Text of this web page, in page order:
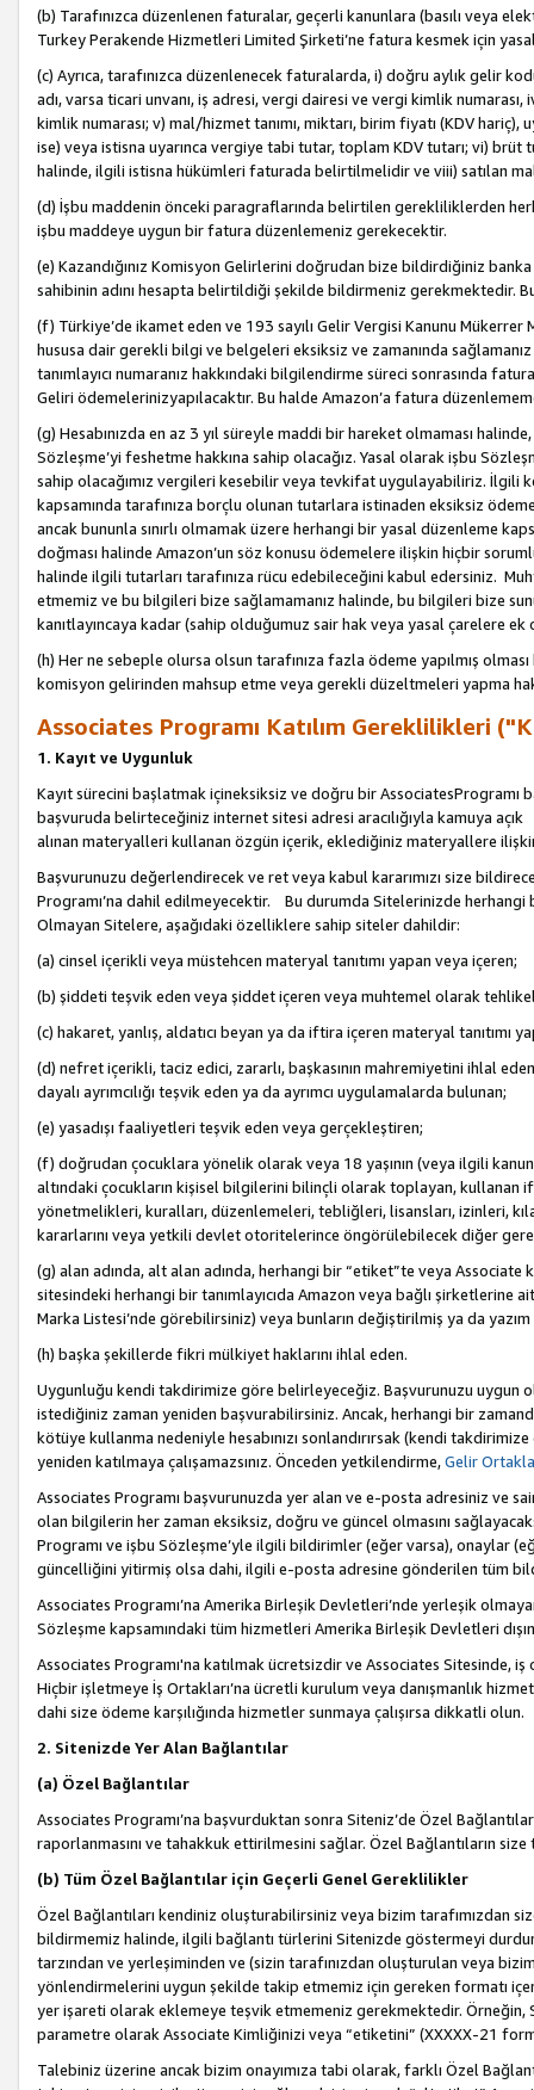
(b) Tarafınızca düzenlenen faturalar, geçerli kanunlara (basılı veya
Turkey Perakende Hizmetleri Limited Şirketi’ne fatura kesmek için
(c) Ayrıca, tarafınızca düzenlenecek faturalarda, i) doğru aylık gelir
adı, varsa ticari unvanı, iş adresi, vergi dairesi ve vergi kimlik
kimlik numarası; v) mal/hizmet tanımı, miktarı, birim fiyatı (KDV
ise) veya istisna uyarınca vergiye tabi tutar, toplam KDV tutarı; vi) brüt
halinde, ilgili istisna hükümleri faturada belirtilmelidir ve viii) satılan
(d) İşbu maddenin önceki paragraflarında belirtilen gerekliliklerden
işbu maddeye uygun bir fatura düzenlemeniz gerekecektir.
(e) Kazandığınız Komisyon Gelirlerini doğrudan bize bildirdiğiniz banka
sahibinin adını hesapta belirtildiği şekilde bildirmeniz gerekmektedir.
(f) Türkiye’de ikamet eden ve 193 sayılı Gelir Vergisi Kanunu
hususa dair gerekli bilgi ve belgeleri eksiksiz ve zamanında
tanımlayıcı numaranız hakkındaki bilgilendirme süreci sonrasında
Geliri ödemelerinizyapılacaktır. Bu halde Amazon’a fatura
(g) Hesabınızda en az 3 yıl süreyle maddi bir hareket olmaması
Sözleşme’yi feshetme hakkına sahip olacağız. Yasal olarak işbu
sahip olacağımız vergileri kesebilir veya tevkifat uygulayabiliriz. İlgili
kapsamında tarafınıza borçlu olunan tutarlara istinaden eksiksiz
ancak bununla sınırlı olmamak üzere herhangi bir yasal düzenleme
doğması halinde Amazon’un söz konusu ödemelere ilişkin hiçbir
halinde ilgili tutarları tarafınıza rücu edebileceğini kabul edersiniz.
etmemiz ve bu bilgileri bize sağlamamanız halinde, bu bilgileri bize
kanıtlayıncaya kadar (sahip olduğumuz sair hak veya yasal çarelere
(h) Her ne sebeple olursa olsun tarafınıza fazla ödeme yapılmış
komisyon gelirinden mahsup etme veya gerekli düzeltmeleri yapma
Associates Programı Katılım Gereklilikleri
1. Kayıt ve Uygunluk
Kayıt sürecini başlatmak içineksiksiz ve doğru bir AssociatesProgramı
başvuruda belirteceğiniz internet sitesi adresi aracılığıyla kamuya
alınan materyalleri kullanan özgün içerik, eklediğiniz materyallere
Başvurunuzu değerlendirecek ve ret veya kabul kararımızı size
Programı’na dahil edilmeyecektir. Bu durumda Sitelerinizde herhangi
Olmayan Sitelere, aşağıdaki özelliklere sahip siteler dahildir:
(a) cinsel içerikli veya müstehcen materyal tanıtımı yapan veya içeren;
(b) şiddeti teşvik eden veya şiddet içeren veya muhtemel olarak
(c) hakaret, yanlış, aldatıcı beyan ya da iftira içeren materyal tanıtımı
(d) nefret içerikli, taciz edici, zararlı, başkasının mahremiyetini ihlal
dayalı ayrımcılığı teşvik eden ya da ayrımcı uygulamalarda bulunan;
(e) yasadışı faaliyetleri teşvik eden veya gerçekleştiren;
(f) doğrudan çocuklara yönelik olarak veya 18 yaşının (veya ilgili
altındaki çocukların kişisel bilgilerini bilinçli olarak toplayan, kullanan
yönetmelikleri, kuralları, düzenlemeleri, tebliğleri, lisansları, izinleri,
kararlarını veya yetkili devlet otoritelerince öngörülebilecek diğer
(g) alan adında, alt alan adında, herhangi bir “etiket”te veya
sitesindeki herhangi bir tanımlayıcıda Amazon veya bağlı şirketlerine
Marka Listesi’nde görebilirsiniz) veya bunların değiştirilmiş ya da
(h) başka şekillerde fikri mülkiyet haklarını ihlal eden.
Uygunluğu kendi takdirimize göre belirleyeceğiz. Başvurunuzu uygun
istediğiniz zaman yeniden başvurabilirsiniz. Ancak, herhangi bir
kötüye kullanma nedeniyle hesabınızı sonlandırırsak (kendi
yeniden katılmaya çalışamazsınız. Önceden yetkilendirme,Gelir
Associates Programı başvurunuzda yer alan ve e-posta adresiniz ve
olan bilgilerin her zaman eksiksiz, doğru ve güncel olmasını
Programı ve işbu Sözleşme’yle ilgili bildirimler (eğer varsa), onaylar
güncelliğini yitirmiş olsa dahi, ilgili e-posta adresine gönderilen tüm
Associates Programı’na Amerika Birleşik Devletleri’nde yerleşik
Sözleşme kapsamındaki tüm hizmetleri Amerika Birleşik Devletleri
Associates Programı'na katılmak ücretsizdir ve Associates Sitesinde,
Hiçbir işletmeye İş Ortakları’na ücretli kurulum veya danışmanlık
dahi size ödeme karşılığında hizmetler sunmaya çalışırsa dikkatli olun.
2. Sitenizde Yer Alan Bağlantılar
(a) Özel Bağlantılar
Associates Programı’na başvurduktan sonra Siteniz’de Özel
raporlanmasını ve tahakkuk ettirilmesini sağlar. Özel Bağlantıların
(b) Tüm Özel Bağlantılar için Geçerli Genel Gereklilikler
Özel Bağlantıları kendiniz oluşturabilirsiniz veya bizim tarafımızdan
bildirmemiz halinde, ilgili bağlantı türlerini Sitenizde göstermeyi
tarzından ve yerleşiminden ve (sizin tarafınızdan oluşturulan veya
yönlendirmelerini uygun şekilde takip etmemiz için gereken formatı
yer işareti olarak eklemeye teşvik etmemeniz gerekmektedir. Örneğin,
parametre olarak Associate Kimliğinizi veya “etiketini” (XXXXX-21
Talebiniz üzerine ancak bizim onayımıza tabi olarak, farklı Özel